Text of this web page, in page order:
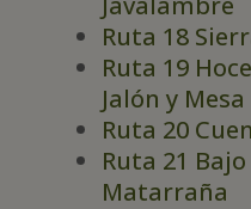
Ruta 18
Ruta 19
Jalón y Mesa
Ruta 20
Ruta 21
Matarraña